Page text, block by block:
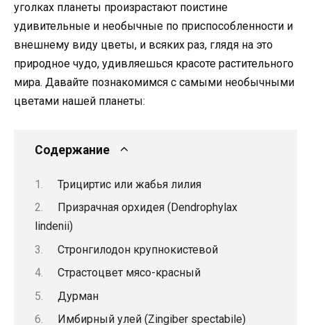
уголках планеты произрастают поистине
удивительные и необычные по приспособленности и
внешнему виду цветы, и всяких раз, глядя на это
природное чудо, удивляешься красоте растительного
мира. Давайте познакомимся с самыми необычными
цветами нашей планеты:
Содержание
Трициртис или жабья лилия
Призрачная орхидея (Dendrophylax
lindenii)
Стронгилодон крупнокистевой
Страстоцвет мясо-красный
Дурман
Имбирный улей (Zingiber spectabile)